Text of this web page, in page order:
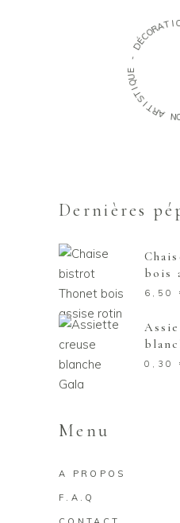
D
ÉCORATI
O
N
A
R
T
I
S
T
I
Q
U
E
-
Dernières
bois
6,50
0,30
Menu
A PROPOS
F.A.Q